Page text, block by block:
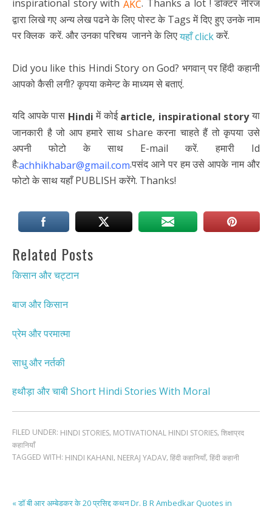
inspirational story with AKC. Thanks a lot ! डॉक्टर नीरज
द्वारा लिखे गए अन्य लेख पढने के लिए पोस्ट के Tags में दिए हुए उनके नाम
पर क्लिक करें. और उनका परिचय जानने के लिएयहाँ clickकरें.
Did you like this Hindi Story on God? भगवान् पर हिंदी कहानी
आपको कैसी लगी? कृपया कमेन्ट के माध्यम से बताएं.
यदि आपके पास Hindiमें कोईarticle, inspirational storyया
जानकारी है जो आप हमारे साथ share करना चाहते हैं तो कृपया उसे
अपनी फोटो के साथ E-mail करें. हमारी Id
है:achhikhabar@gmail.com.पसंद आने पर हम उसे आपके नाम और
फोटो के साथ यहाँ PUBLISH करेंगे. Thanks!
Related Posts
किसान और चट्टान
बाज और किसान
प्रेम और परमात्मा
साधु और नर्तकी
हथौड़ा और चाबी Short Hindi Stories With Moral
FILED UNDER: HINDI STORIES, MOTIVATIONAL HINDI STORIES, शिक्षाप्रद
कहानियाँ
TAGGED WITH: HINDI KAHANI, NEERAJ YADAV, हिंदी कहानियाँ, हिंदी कहानी
« डॉ बी आर अम्बेडकर के 20 प्रसिद्द कथन Dr. B R Ambedkar Quotes in